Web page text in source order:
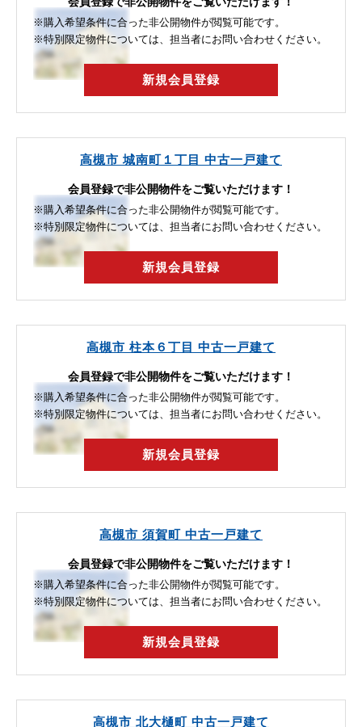
※購入希望条件に合った非公開物件が閲覧可能です。
※特別限定物件については、担当者にお問い合わせください。
新規会員登録
高槻市 城南町１丁目 中古一戸建て
会員登録で非公開物件をご覧いただけます！
※購入希望条件に合った非公開物件が閲覧可能です。
※特別限定物件については、担当者にお問い合わせください。
新規会員登録
高槻市 柱本６丁目 中古一戸建て
会員登録で非公開物件をご覧いただけます！
※購入希望条件に合った非公開物件が閲覧可能です。
※特別限定物件については、担当者にお問い合わせください。
新規会員登録
高槻市 須賀町 中古一戸建て
会員登録で非公開物件をご覧いただけます！
※購入希望条件に合った非公開物件が閲覧可能です。
※特別限定物件については、担当者にお問い合わせください。
新規会員登録
高槻市 北大樋町 中古一戸建て